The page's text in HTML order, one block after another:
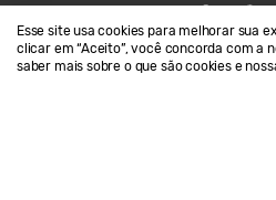
Esse site usa cookies para melhorar sua
clicar em “Aceito”, você concorda com a
saber mais sobre o que são cookies e
Contato
Termos de Uso